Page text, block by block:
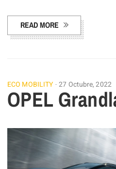
READ MORE
ECO MOBILITY 27 Octubre, 2022
OPEL